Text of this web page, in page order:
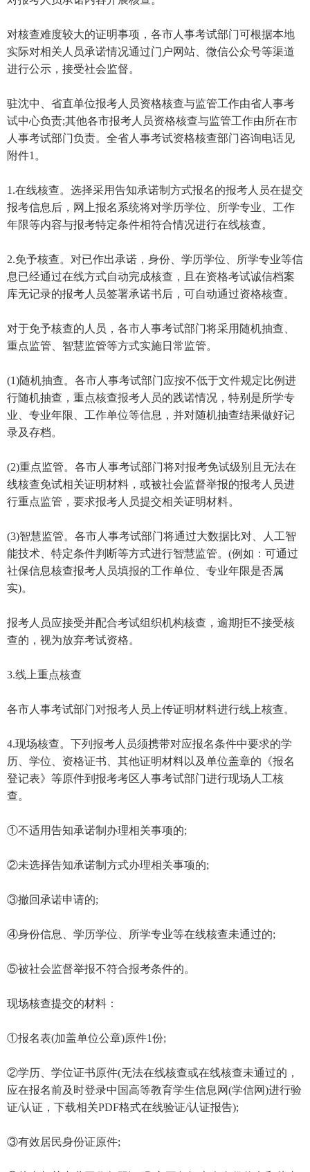
对核查难度较大的证明事项，各市人事考试部门可根据本地
实际对相关人员承诺情况通过门户网站、微信公众号等渠道
进行公示，接受社会监督。
驻沈中、省直单位报考人员资格核查与监管工作由省人事考
试中心负责;其他各市报考人员资格核查与监管工作由所在市
人事考试部门负责。全省人事考试资格核查部门咨询电话见
附件1。
1.在线核查。选择采用告知承诺制方式报名的报考人员在提交
报考信息后，网上报名系统将对学历学位、所学专业、工作
年限等内容与报考特定条件相符合情况进行在线核查。
2.免予核查。对已作出承诺，身份、学历学位、所学专业等信
息已经通过在线方式自动完成核查，且在资格考试诚信档案
库无记录的报考人员签署承诺书后，可自动通过资格核查。
对于免予核查的人员，各市人事考试部门将采用随机抽查、
重点监管、智慧监管等方式实施日常监管。
(1)随机抽查。各市人事考试部门应按不低于文件规定比例进
行随机抽查，重点核查报考人员的践诺情况，特别是所学专
业、专业年限、工作单位等信息，并对随机抽查结果做好记
录及存档。
(2)重点监管。各市人事考试部门将对报考免试级别且无法在
线核查免试相关证明材料，或被社会监督举报的报考人员进
行重点监管，要求报考人员提交相关证明材料。
(3)智慧监管。各市人事考试部门将通过大数据比对、人工智
能技术、特定条件判断等方式进行智慧监管。(例如：可通过
社保信息核查报考人员填报的工作单位、专业年限是否属
实)。
报考人员应接受并配合考试组织机构核查，逾期拒不接受核
查的，视为放弃考试资格。
3.线上重点核查
各市人事考试部门对报考人员上传证明材料进行线上核查。
4.现场核查。下列报考人员须携带对应报名条件中要求的学
历、学位、资格证书、其他证明材料以及单位盖章的《报名
登记表》等原件到报考考区人事考试部门进行现场人工核
查。
①不适用告知承诺制办理相关事项的;
②未选择告知承诺制方式办理相关事项的;
③撤回承诺申请的;
④身份信息、学历学位、所学专业等在线核查未通过的;
⑤被社会监督举报不符合报考条件的。
现场核查提交的材料：
①报名表(加盖单位公章)原件1份;
②学历、学位证书原件(无法在线核查或在线核查未通过的，
应在报名前及时登录中国高等教育学生信息网(学信网)进行验
证/认证，下载相关PDF格式在线验证/认证报告);
③有效居民身份证原件;